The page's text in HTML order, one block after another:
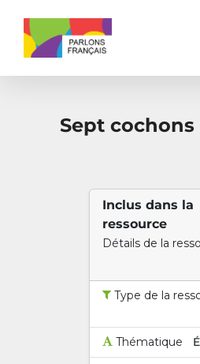
Sept cochons
Inclus dans la
ressource
Détails de la
Type de la
Thématique